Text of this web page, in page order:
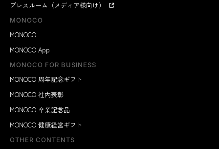
プレスルーム（メディア様向け）
MONOCO
MONOCO
MONOCO App
MONOCO FOR BUSINESS
MONOCO 周年記念ギフト
MONOCO 社内表彰
MONOCO 卒業記念品
MONOCO 健康経営ギフト
OTHER CONTENTS